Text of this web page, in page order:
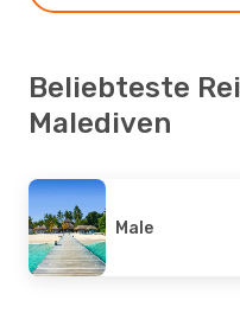
Beliebteste
Malediven
Male